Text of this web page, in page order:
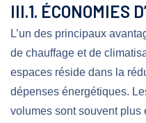
III.1. ÉCONOMIES
L’un des principaux
de chauffage et de
espaces réside dans la
dépenses énergétiques.
volumes sont souvent plus